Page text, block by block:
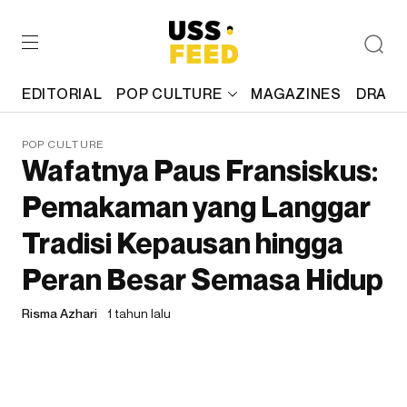
EDITORIAL POP CULTURE MAGAZINES
POP CULTURE
Wafatnya Paus Fransiskus:
Pemakaman yang Langgar
Tradisi Kepausan hingga
Peran Besar Semasa Hidup
Risma Azhari 1 tahun lalu